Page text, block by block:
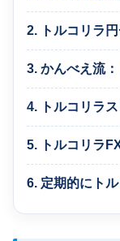
2. トルコリラ
3. かんべえ流
4. トルコリラ
5. トルコリラ
6. 定期的にト